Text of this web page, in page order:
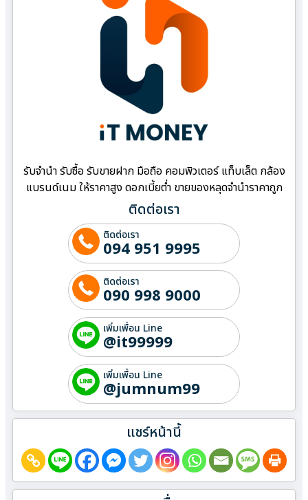
รับจำนำ รับซื้อ รับขายฝาก มือถือ คอมพิวเตอร์ แท็บเล็ต กล้อง
แบรนด์เนม ให้ราคาสูง ดอกเบี้ยต่ำ ขายของหลุดจำนำราคาถูก
ติดต่อเรา
ติดต่อเรา
094 951 9995
ติดต่อเรา
090 998 9000
เพิ่มเพื่อน Line
@it99999
เพิ่มเพื่อน Line
@jumnum99
แชร์หน้านี้